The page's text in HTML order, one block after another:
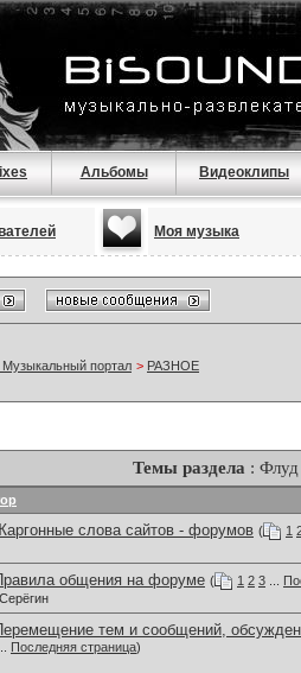
Альбомы Видеоклипы
Моя музыка
Музыкальный портал > РАЗНОЕ
Темы раздела : Флуд
слова сайтов - форумов ( 1
общения на форуме ( 1 2 3
тем и сообщений,
Последняя страница)